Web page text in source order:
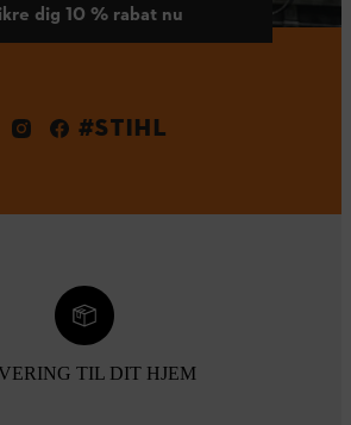
dig 10 % rabat nu
#STIHL
TIL DIT HJEM